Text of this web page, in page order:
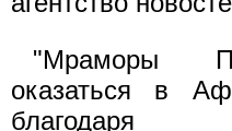
"Мраморы
оказаться в
благодаря